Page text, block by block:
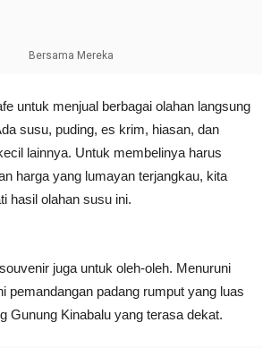
Bersama Mereka
untuk menjual berbagai olahan langsung
susu, puding, es krim, hiasan, dan
lainnya. Untuk membelinya harus
harga yang lumayan terjangkau, kita
hasil olahan susu ini.
juga untuk oleh-oleh. Menuruni
pemandangan padang rumput yang luas
Gunung Kinabalu yang terasa dekat.